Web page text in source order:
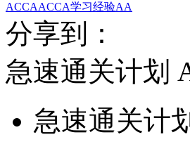
ACCAACCA学习经验AA
分享到：
急速通关计划
急速通关计